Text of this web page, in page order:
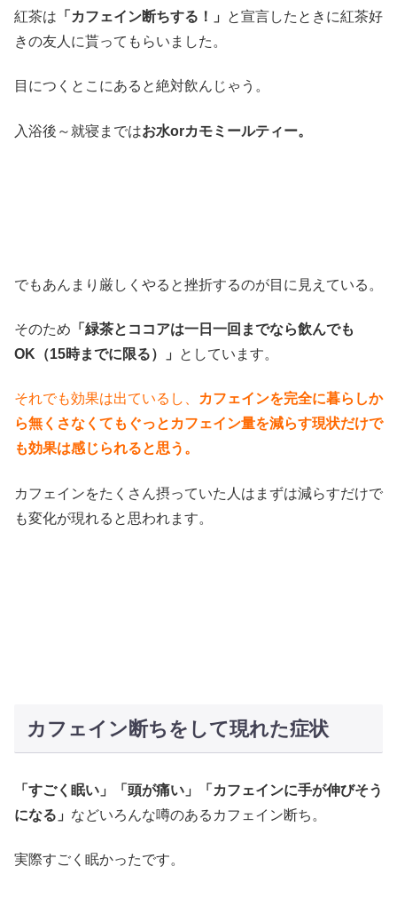
紅茶は 「カフェイン断ちする！」
と宣言したときに紅茶好
きの友人に貰ってもらいました。
目につくとこにあると絶対飲んじゃう。
入浴後～就寝まではお水orカモミールティー。
でもあんまり厳しくやると挫折するのが目に見えている。
そのため 「緑茶とココアは一日一回までなら飲んでも
OK（15時までに限る）」
としています。
それでも効果は出ているし、
カフェインを完全に暮らしか
ら無くさなくてもぐっとカフェイン量を減らす現状だけで
も効果は感じられると思う。
カフェインをたくさん摂っていた人はまずは減らすだけで
も変化が現れると思われます。
カフェイン断ちをして現れた症状
「すごく眠い」「頭が痛い」「カフェインに手が伸びそう
になる」 などいろんな噂のあるカフェイン断ち。
実際すごく眠かったです。